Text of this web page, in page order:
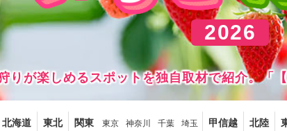
2026
りが楽しめるスポットを独自取材で紹介。「
北海道 東北 関東 東京 神奈川 千葉 埼玉 甲信越 北陸